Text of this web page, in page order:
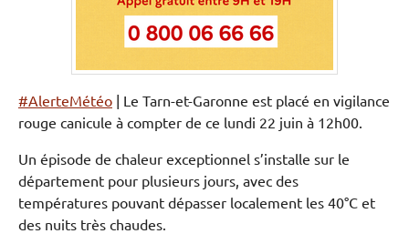
#AlerteMétéo | Le Tarn-et-Garonne est placé en vigilance
rouge canicule à compter de ce lundi 22 juin à 12h00.
Un épisode de chaleur exceptionnel s’installe sur le
département pour plusieurs jours, avec des
températures pouvant dépasser localement les 40°C et
des nuits très chaudes.